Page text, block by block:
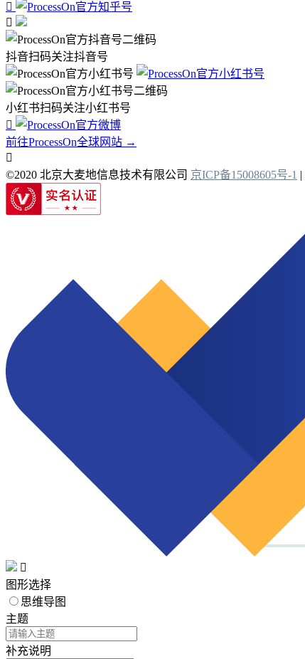


抖音扫码关注抖音号
小红书扫码关注小红书号

前往ProcessOn全球网站 →

©2020 北京大麦地信息技术有限公司 京ICP备15008605号-1 |

图形选择
思维导图
主题
补充说明